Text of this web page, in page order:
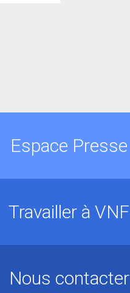
Espace Presse
Travailler à VNF
Nous contacter